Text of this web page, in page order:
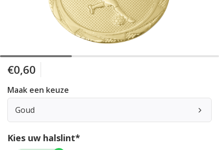
€0,60
Maak een keuze
Goud
Kies uw halslint*